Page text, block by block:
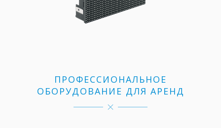
ПРОФЕССИОНАЛЬНОЕ
ОБОРУДОВАНИЕ ДЛЯ АРЕНД